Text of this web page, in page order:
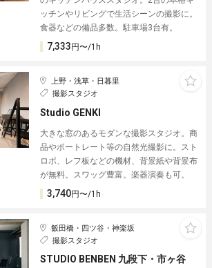
ッチンやリビングで生活シーンの撮影に。
食器などの備品多数。駐車場3台有。
7,333円〜/1h
上野・浅草・日暮里
撮影スタジオ
Studio GENKI
大きな窓のあるモダンな撮影スタジオ。商
品やポートレート等の自然光撮影に。スト
ロボ、レフ板などの機材、背景紙や背景布
が無料。スワッグ豊富。楽器演奏も可。
3,740円〜/1h
飯田橋・四ツ谷・神楽坂
撮影スタジオ
STUDIO BENBEN 九段下・市ヶ谷